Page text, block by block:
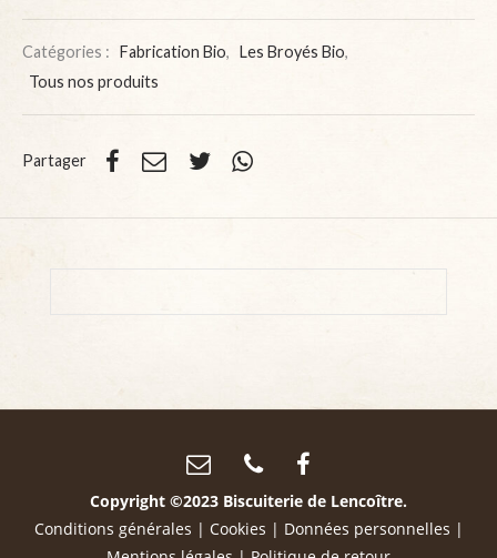
Catégories : Fabrication Bio, Les Broyés Bio,
Tous nos produits
Partager
Copyright ©2023 Biscuiterie de Lencoître.
Conditions générales | Cookies | Données personnelles |